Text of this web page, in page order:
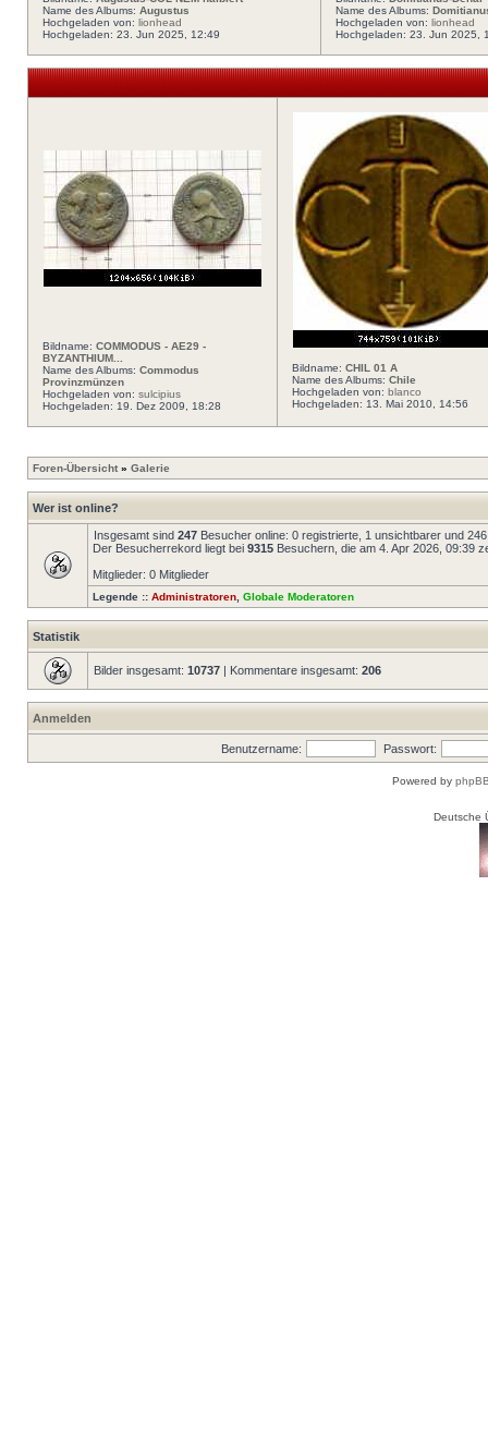
Name des Albums: Augustus
Hochgeladen von: lionhead
Hochgeladen: 23. Jun 2025, 12:49
Name des Albums:
Hochgeladen von: lionhead
Hochgeladen: 23. Jun 2025,
Bildname: COMMODUS - AE29 -
BYZANTHIUM...
Name des Albums: Commodus
Provinzmünzen
Hochgeladen von: sulcipius
Hochgeladen: 19. Dez 2009, 18:28
Bildname: CHIL 01 A
Name des Albums: Chile
Hochgeladen von: blanco
Hochgeladen: 13. Mai 2010, 14:56
Foren-Übersicht » Galerie
Wer ist online?
Insgesamt sind 247 Besucher online: 0 registrierte, 1 unsichtbarer und
Der Besucherrekord liegt bei 9315 Besuchern, die am 4. Apr 2026, 09:39
Mitglieder: 0 Mitglieder
Legende :: Administratoren Globale Moderatoren
Statistik
Bilder insgesamt: 10737 | Kommentare insgesamt: 206
Anmelden
Benutzername: Passwort:
Powered by
Deutsche